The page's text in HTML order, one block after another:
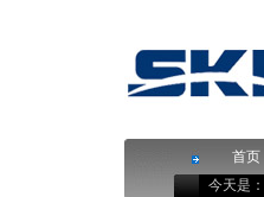
首页
今天是：